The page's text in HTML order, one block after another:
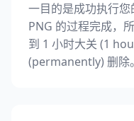
一目的是成功执行
PNG 的过程完成，
到 1 小时大关 (1
(permanently) 删除。